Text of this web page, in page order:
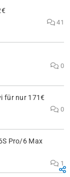
41
0
für nur 171€
0
Pro/6 Max
1